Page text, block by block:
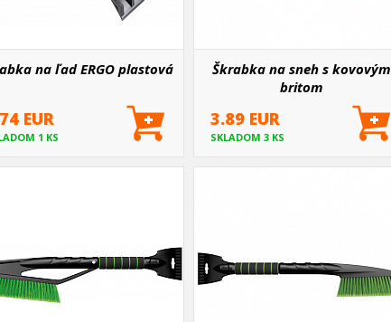
na ľad ERGO plastová
EUR
1 KS
Škrabka na sneh s kovovým
britom
3.89 EUR
SKLADOM 3 KS